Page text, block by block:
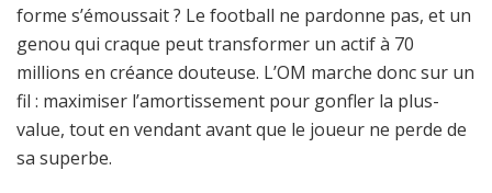
forme s’émoussait ? Le football ne pardonne pas, et un
genou qui craque peut transformer un actif à 70
millions en créance douteuse. L’OM marche donc sur un
fil : maximiser l’amortissement pour gonfler la plus-
value, tout en vendant avant que le joueur ne perde de
sa superbe.